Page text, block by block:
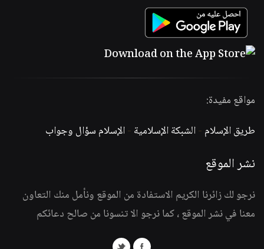
مواقع مفيدة:
طريق الإسلام -الشبكة الإسلامية -الإسلام سؤال وجواب
نشر الموقع
نرجو لك زائرنا الكريم الاستفادة من الموقع ونأمل منك التعاون
معنا في نشر الموقع ، كما نرجو الا تنسونا من صالح دعائكم